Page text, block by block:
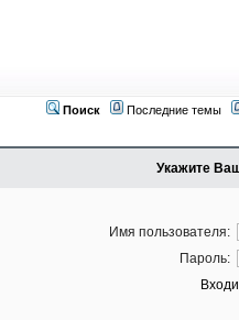
Поиск
Последние темы
Укажите
Имя пользователя:
Пароль: